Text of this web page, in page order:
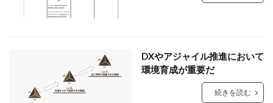
DXやアジャイル推進において
環境育成が重要だ
続きを読む